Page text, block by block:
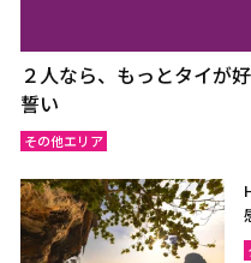
２人なら、もっとタイが
誓い
その他エリア